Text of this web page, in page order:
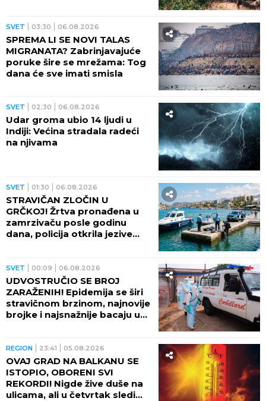
SVET 03:30 06.08.2026
SPREMA LI SE NOVI TALAS
MIGRANATA? Zabrinjavajuće
poruke šire se mrežama: Tog
dana će sve imati smisla
SVET 02:30 06.08.2026
Udar groma ubio 14 ljudi u
Indiji: Većina stradala radeći
na njivama
SVET 01:30 06.08.2026
STRAVIČAN ZLOČIN U
GRČKOJ! Žrtva pronađena u
zamrzivaču posle godinu
dana, policija otkrila jezive
SVET 00:09 06.08.2026
UDVOSTRUČIO SE BROJ
ZARAŽENIH! Epidemija se širi
stravičnom brzinom, najnovije
brojke i najsnažnije bacaju u
REGION 23:41 05.08.2026
OVAJ GRAD NA BALKANU SE
ISTOPIO, OBORENI SVI
REKORDI! Nigde žive duše na
ulicama, ali u četvrtak sledi